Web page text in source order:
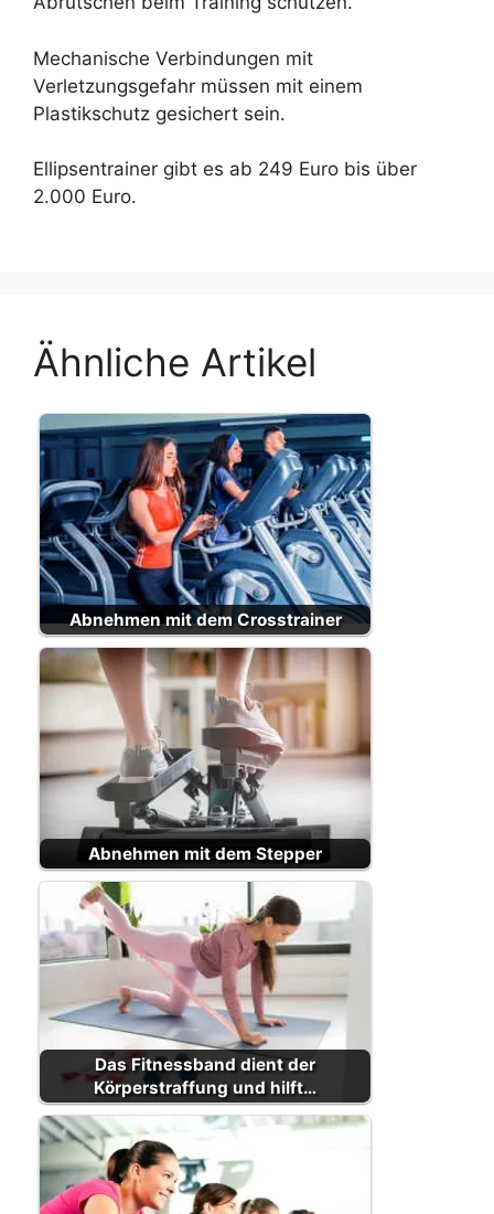
Mechanische Verbindungen mit
Verletzungsgefahr müssen mit einem
Plastikschutz gesichert sein.
Ellipsentrainer gibt es ab 249 Euro bis über
2.000 Euro.
Ähnliche Artikel
Abnehmen mit dem Crosstrainer
Abnehmen mit dem Stepper
Das Fitnessband dient der
Körperstraffung und hilft…